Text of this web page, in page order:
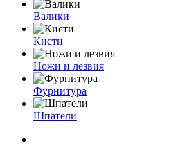
Валики
Кисти
Ножи и лезвия
Фурнитура
Шпатели